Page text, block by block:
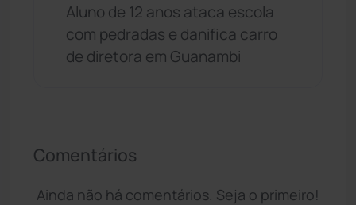
Aluno de 12 anos ataca escola
com pedradas e danifica carro
de diretora em Guanambi
Comentários
Ainda não há comentários. Seja o primeiro!